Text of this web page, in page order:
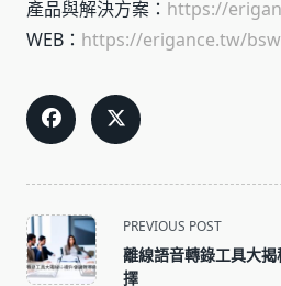
產品與解決方案： https://
WEB： https://erigance.tw/
<span
class="nav-
subtitle
PREVIOUS POST
離線語音轉錄工具大
擇